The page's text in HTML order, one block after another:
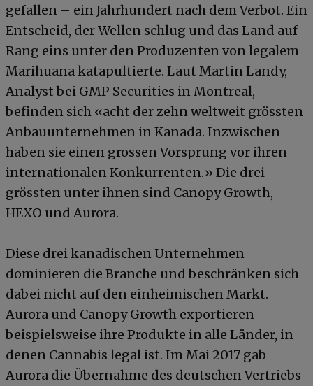
gefallen – ein Jahrhundert nach dem Verbot. Ein
Entscheid, der Wellen schlug und das Land auf
Rang eins unter den Produzenten von legalem
Marihuana katapultierte. Laut Martin Landy,
Analyst bei GMP Securities in Montreal,
befinden sich «acht der zehn weltweit grössten
Anbauunternehmen in Kanada. Inzwischen
haben sie einen grossen Vorsprung vor ihren
internationalen Konkurrenten.» Die drei
grössten unter ihnen sind Canopy Growth,
HEXO und Aurora.
Diese drei kanadischen Unternehmen
dominieren die Branche und beschränken sich
dabei nicht auf den einheimischen Markt.
Aurora und Canopy Growth exportieren
beispielsweise ihre Produkte in alle Länder, in
denen Cannabis legal ist. Im Mai 2017 gab
Aurora die Übernahme des deutschen Vertriebs